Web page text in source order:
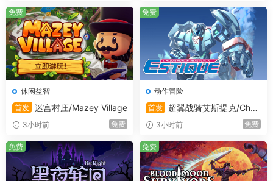
操作系统:Windows 10（64位）或更新版本的
Windows操作系统（如Windows 11等），更新的操
作系统能够提供更好的兼容性和性能优化，为游戏运
行创造更稳定的环境。
处理器:Intel Core i5 8400处理器（基础频率约
2.8GHz）或AMD Ryzen 5 2600处理器（基础频率约
3.4GHz），更强大的处理器性能可以让游戏在运行过
程中更加流畅，尤其是在处理复杂场景和多任务时表
现更出色。
内存:8 GB RAM，更大的内存容量可以更好地支持游
戏的运行，提升游戏的稳定性和响应速度，减少卡顿
现象的发生，让玩家享受更流畅的游戏体验。
休闲益智
首发 迷宫村庄/Mazey Village
3小时前 免费
免费
动作冒险
首发
超翼战骑艾斯提克/Chan
geable Guardian ESTIQUE
3小时前 免费
免费
免费 免费